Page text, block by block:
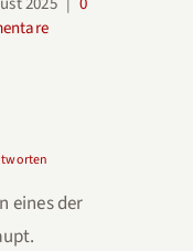
eines der